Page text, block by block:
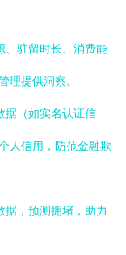
、驻留时长、消费能
理提供洞察。
据（如实名认证信
人信用，防范金融欺
据，预测拥堵，助力